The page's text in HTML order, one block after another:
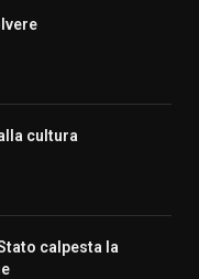
cultura
calpesta la